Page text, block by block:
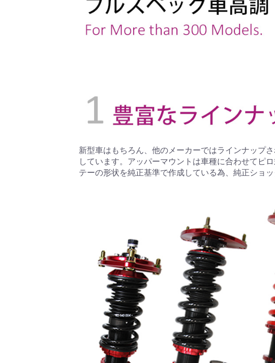
新型車はもちろん、他のメーカーではラインナップ
しています。アッパーマウントは車種に合わせてピ
テーの形状を純正基準で作成している為、純正ショ